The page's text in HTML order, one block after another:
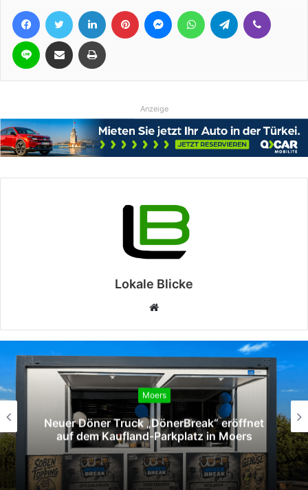
FacebookTwitter LinkedIn Pinterest MessengerWhatsAppTelegram
Line Teile per E-Mail Drucken
Anzeige
Lokale Blicke
Webseite
Moers
Neuer Döner Truck „DönerBreak“ eröffnet
auf dem Kaufland-Parkplatz in Moers